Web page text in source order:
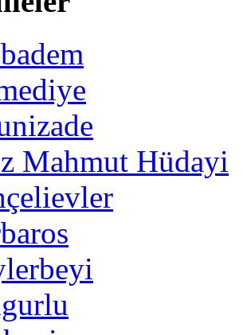
Mahmut Hüdayi